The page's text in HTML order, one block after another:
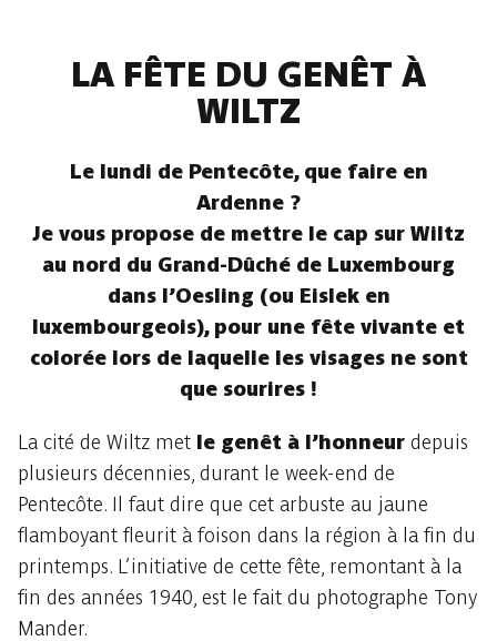
LA FÊTE DU GENÊT À
WILTZ
Le lundi de Pentecôte, que faire en
Ardenne ?
Je vous propose de mettre le cap sur Wiltz
au nord du Grand-Dûché de Luxembourg
dans l’Oesling (ou Eislek en
luxembourgeois), pour une fête vivante et
colorée lors de laquelle les visages ne sont
que sourires !
La cité de Wiltz met le genêt à l’honneur depuis
plusieurs décennies, durant le week-end de
Pentecôte. Il faut dire que cet arbuste au jaune
flamboyant fleurit à foison dans la région à la fin du
printemps. L’initiative de cette fête, remontant à la
fin des années 1940, est le fait du photographe Tony
Mander.